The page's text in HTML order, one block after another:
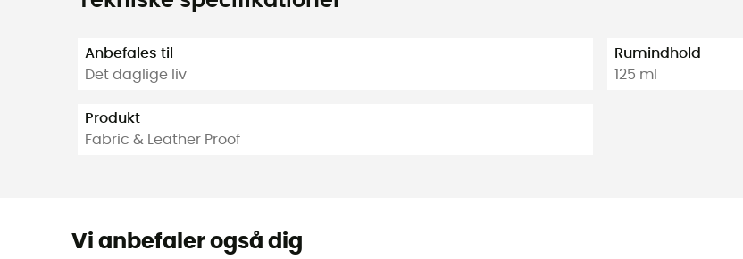
Anbefales til
Det daglige liv
Produkt
Fabric & Leather Proof
Rumindhold
125 ml
Vi anbefaler også dig